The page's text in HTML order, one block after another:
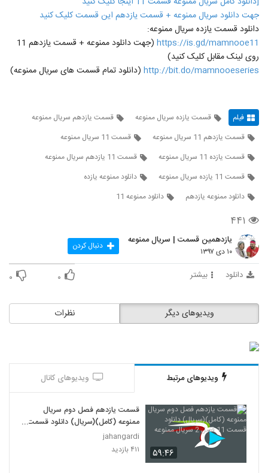
جهت دانلود سریال ممنوعه + قسمت یازدهم این قسمت کلیک کنید
دانلود قسمت یازده سریال ممنوعه:
https://is.gd/mamnooe11
(جهت دانلود ممنوعه + قسمت یازدهم 11
روی لینک مقابل کلیک کنید)
http://bit.do/mamnooeseries (دانلود تمام قسمت های سریال ممنوعه)
فیلم قسمت یازده سریال ممنوعه
قسمت یازدهم سریال ممنوعه
قسمت یازدهم 11 سریال ممنوعه
قسمت 11 سریال ممنوعه
قسمت یازده 11 سریال ممنوعه
قسمت 11 یازدهم سریال ممنوعه
قسمت 11 یازده سریال ممنوعه
دانلود ممنوعه یازده
دانلود ممنوعه یازدهم
دانلود ممنوعه 11
۴۴۱
یازدهمین قسمت | سریال ممنوعه
۱۰ دی ۱۳۹۷ دنبال کردن
دانلود بیشتر ۰ ۰
نظرات ویدیوهای دیگر
ویدیوهای مرتبط ویدیوهای کانال
۵۹:۴۶
قسمت یازدهم فصل دوم سریال
ممنوعه (کامل)(سریال) دانلود قسمت
11 فصل 2 سریال ممنوعه
jahangardi
۴۱۱ بازدید